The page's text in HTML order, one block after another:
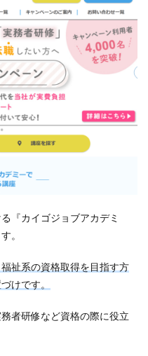
『カイゴジョブアカデミ
。
祉系の資格取得を目指す方
けです。
者研修など資格の際に役立